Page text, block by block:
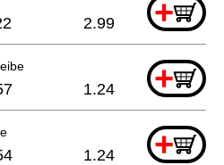
+
2.99
+
1.24
+
1.24